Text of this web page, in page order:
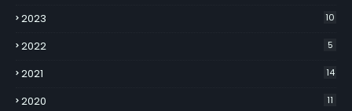
2023 10
2022 5
2021 14
2020 11